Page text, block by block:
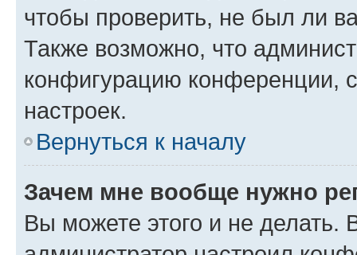
чтобы проверить, не был ли
Также возможно, что
конфигурацию конференции,
настроек.
Вернуться к началу
Зачем мне вообще нужно
Вы можете этого и не делать.